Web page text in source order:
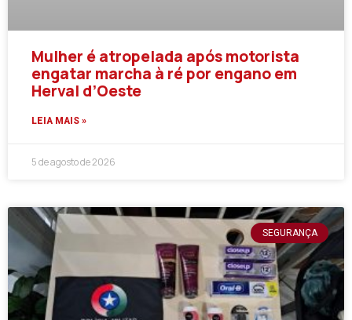
Mulher é atropelada após motorista
engatar marcha à ré por engano em
Herval d’Oeste
LEIA MAIS »
5 de agosto de 2026
SEGURANÇA